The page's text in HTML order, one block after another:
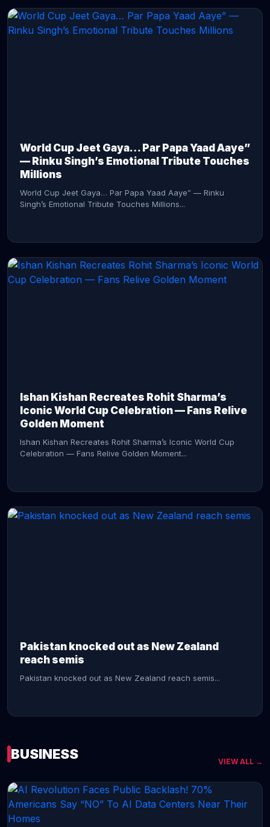
World Cup Jeet Gaya… Par Papa Yaad Aaye”
— Rinku Singh’s Emotional Tribute Touches
Millions
World Cup Jeet Gaya… Par Papa Yaad Aaye” — Rinku
Singh’s Emotional Tribute Touches Millions...
Ishan Kishan Recreates Rohit Sharma’s
Iconic World Cup Celebration — Fans Relive
Golden Moment
Ishan Kishan Recreates Rohit Sharma’s Iconic World Cup
Celebration — Fans Relive Golden Moment...
Pakistan knocked out as New Zealand
reach semis
Pakistan knocked out as New Zealand reach semis...
CONTINUE READING →
BUSINESS VIEW ALL →